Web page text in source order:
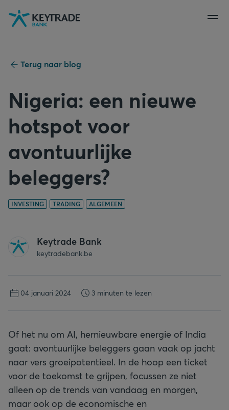
Naar
navigatie
Naar
aanmelden
Naar
inhoud
Terug naar blog
Nigeria: een nieuwe
hotspot voor
avontuurlijke
beleggers?
INVESTING TRADING ALGEMEEN
Keytrade Bank
keytradebank.be
04 januari 2024 3 minuten te lezen
Of het nu om AI, hernieuwbare energie of India
gaat: avontuurlijke beleggers gaan vaak op jacht
naar vers groeipotentieel. In de hoop een ticket
voor de toekomst te grijpen, focussen ze niet
alleen op de trends van vandaag en morgen,
maar ook op de economische en